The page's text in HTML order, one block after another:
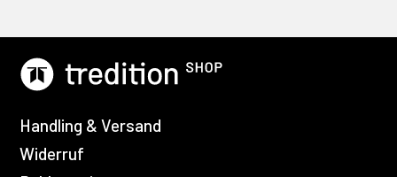
Handling & Versand
Widerruf